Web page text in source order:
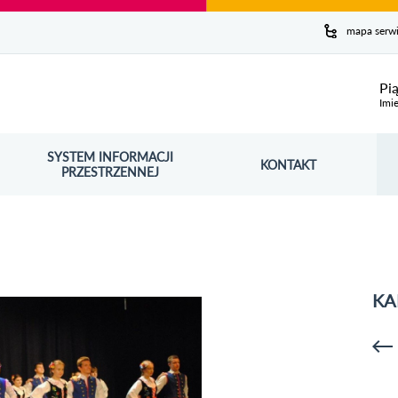
mapa
SYSTEM INFORMACJI
PRZESTRZENNEJ
OTWORZY SIĘ W NOWYM OKNIE KONTAKT